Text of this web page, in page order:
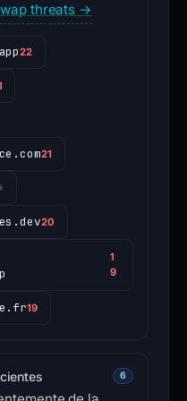
threats →
22
21
20
1
9
19
6